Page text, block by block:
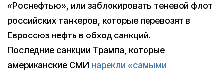
«Роснефтью», или заблокировать теневой флот
российских танкеров, которые перевозят в
Евросоюз нефть в обход санкций.
Последние санкции Трампа, которые
американские СМИ нарекли «самыми